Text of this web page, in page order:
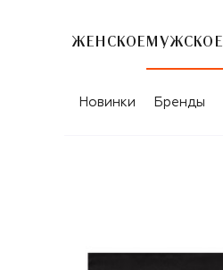
ЖЕНСКОЕ МУЖСКОЕ
Новинки Бренды